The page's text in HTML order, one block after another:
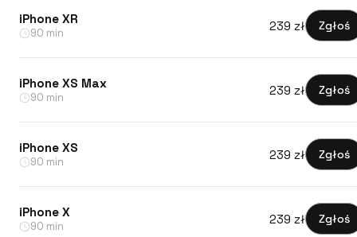
iPhone XR
90 min 239 zł Zgłoś
iPhone XS Max
90 min 239 zł Zgłoś
iPhone XS
90 min 239 zł Zgłoś
iPhone X
90 min 239 zł Zgłoś